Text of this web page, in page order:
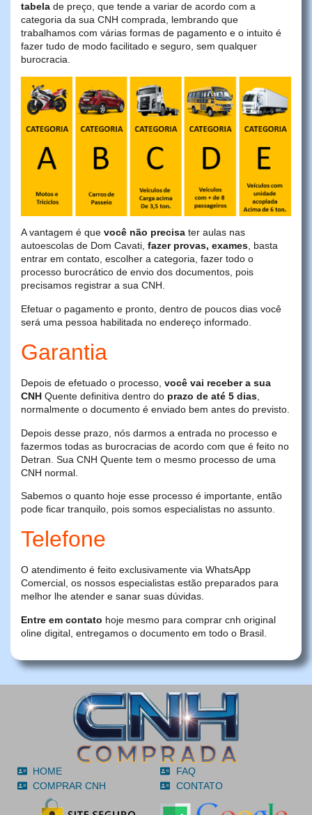
tabela de preço, que tende a variar de acordo com a
categoria da sua CNH comprada, lembrando que
trabalhamos com várias formas de pagamento e o intuito é
fazer tudo de modo facilitado e seguro, sem qualquer
burocracia.
A vantagem é que você não precisa ter aulas nas
autoescolas de Dom Cavati, fazer provas, exames, basta
entrar em contato, escolher a categoria, fazer todo o
processo burocrático de envio dos documentos, pois
precisamos registrar a sua CNH.
Efetuar o pagamento e pronto, dentro de poucos dias você
será uma pessoa habilitada no endereço informado.
Garantia
Depois de efetuado o processo, você vai receber a sua
CNH Quente definitiva dentro do prazo de até 5 dias,
normalmente o documento é enviado bem antes do previsto.
Depois desse prazo, nós darmos a entrada no processo e
fazermos todas as burocracias de acordo com que é feito no
Detran. Sua CNH Quente tem o mesmo processo de uma
CNH normal.
Sabemos o quanto hoje esse processo é importante, então
pode ficar tranquilo, pois somos especialistas no assunto.
Telefone
O atendimento é feito exclusivamente via WhatsApp
Comercial, os nossos especialistas estão preparados para
melhor lhe atender e sanar suas dúvidas.
Entre em contato hoje mesmo para comprar cnh original
oline digital, entregamos o documento em todo o Brasil.
HOME
COMPRAR CNH
FAQ
CONTATO